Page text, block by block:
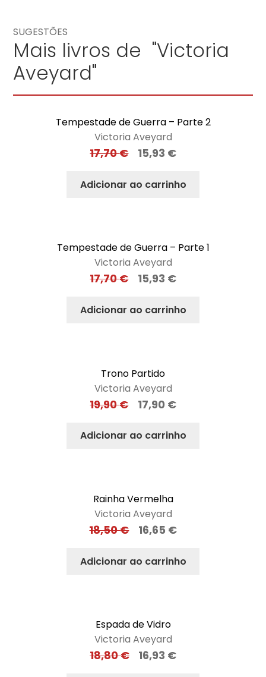
SUGESTÕES
Mais livros de "Victoria
Aveyard"
Tempestade de Guerra – Parte 2
Victoria Aveyard
17,70€ 15,93 €
Adicionar ao carrinho
Tempestade de Guerra – Parte 1
Victoria Aveyard
17,70€ 15,93 €
Adicionar ao carrinho
Trono Partido
Victoria Aveyard
19,90€ 17,90 €
Adicionar ao carrinho
Rainha Vermelha
Victoria Aveyard
18,50€ 16,65 €
Adicionar ao carrinho
Espada de Vidro
Victoria Aveyard
18,80€ 16,93 €